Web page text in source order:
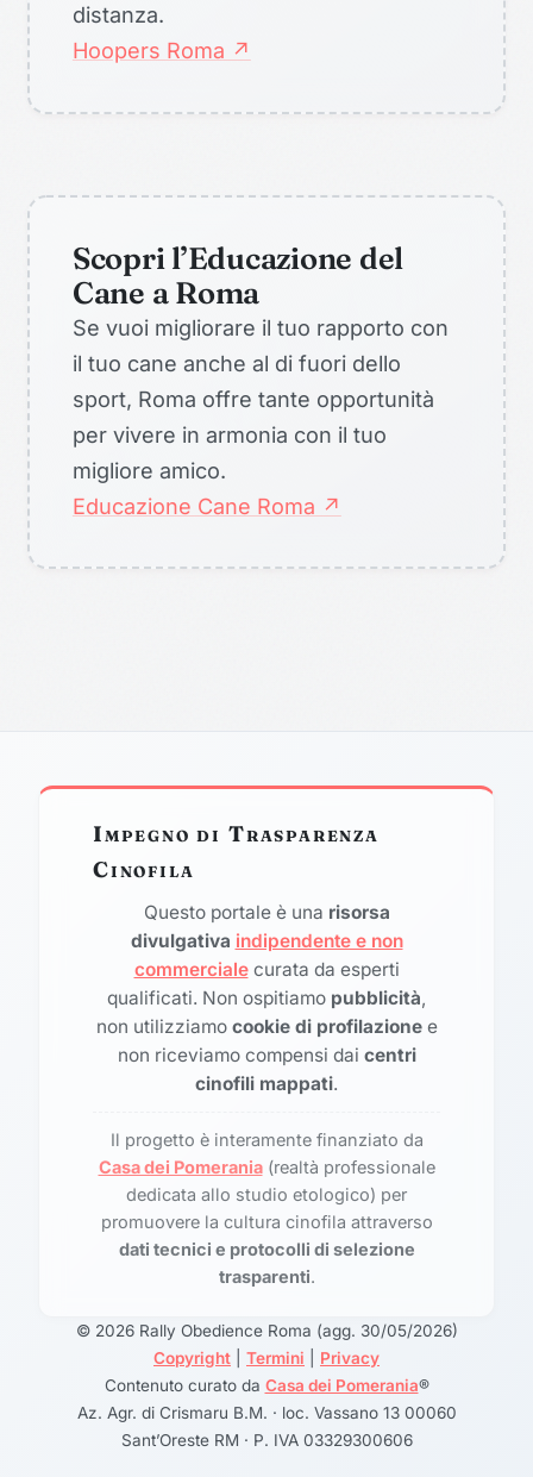
distanza.
Hoopers Roma ↗
Scopri l’Educazione del
Cane a Roma
Se vuoi migliorare il tuo rapporto con
il tuo cane anche al di fuori dello
sport, Roma offre tante opportunità
per vivere in armonia con il tuo
migliore amico.
Educazione Cane Roma ↗
Impegno di Trasparenza
Cinofila
Questo portale è una risorsa
divulgativa indipendente e non
commercialecurata da esperti
qualificati. Non ospitiamo pubblicità,
non utilizziamo cookie di profilazionee
non riceviamo compensi dai centri
cinofili mappati.
Il progetto è interamente finanziato da
Casa dei Pomerania(realtà professionale
dedicata allo studio etologico) per
promuovere la cultura cinofila attraverso
dati tecnici e protocolli di selezione
trasparenti.
© 2026 Rally Obedience Roma (agg. 30/05/2026)
Copyright
Termini
Privacy
Contenuto curato da Casa dei Pomerania®
Az. Agr. di Crismaru B.M. · loc. Vassano 13 00060
Sant’Oreste RM · P. IVA 03329300606